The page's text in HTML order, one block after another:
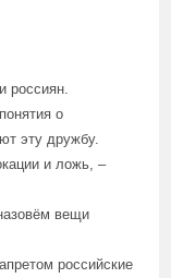
россиян.
о
эту дружбу.
и ложь, –
вещи
российские